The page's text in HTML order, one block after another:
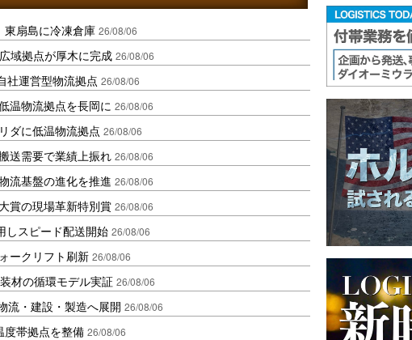
東扇島に冷凍倉庫 26/08/06
域拠点が厚木に完成 26/08/06
社運営型物流拠点 26/08/06
温物流拠点を長岡に 26/08/06
ダに低温物流拠点 26/08/06
送需要で業績上振れ 26/08/06
流基盤の進化を推進 26/08/06
賞の現場革新特別賞 26/08/06
しスピード配送開始 26/08/06
ークリフト刷新 26/08/06
材の循環モデル実証 26/08/06
流・建設・製造へ展開 26/08/06
度帯拠点を整備 26/08/06